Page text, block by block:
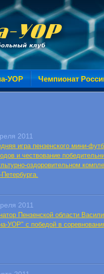
УОР Чемпионат
2011
игра пензенского мини-
и чествование
оздоровительном
2011
Пензенской области
УОР" с победой в